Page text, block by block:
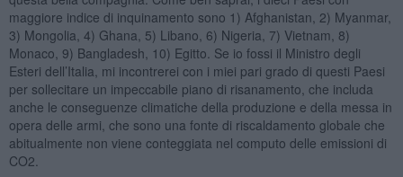
maggiore indice di inquinamento sono 1) Afghanistan, 2) Myanmar,
3) Mongolia, 4) Ghana, 5) Libano, 6) Nigeria, 7) Vietnam, 8)
Monaco, 9) Bangladesh, 10) Egitto. Se io fossi il Ministro degli
Esteri dell’Italia, mi incontrerei con i miei pari grado di questi Paesi
per sollecitare un impeccabile piano di risanamento, che includa
anche le conseguenze climatiche della produzione e della messa in
opera delle armi, che sono una fonte di riscaldamento globale che
abitualmente non viene conteggiata nel computo delle emissioni di
CO2.